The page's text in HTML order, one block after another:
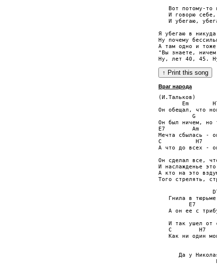
Вот потому-то
И говорю
И убегаю,
Я убегаю в
Ну почему
А там одно и
"Вы знаете,
Враг народа
(И.Тальков)
Em
Он обещал, что
G
Он был ничем, но
E7        Am
Мечта сбылась -
C          H7
А что до всех -
Он сделал все,
И наслажденье
А кто на это
Того стрелять,
Гнила в
E7
А он ее с
И так ушел от
C        H7
Как ни один
Да у